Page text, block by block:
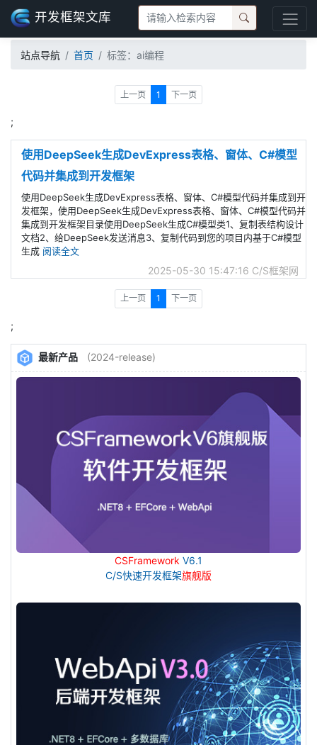
开发框架文库
站点导航 首页 标签：ai编程
上一页 1 下一页
;
使用DeepSeek生成DevExpress表格、窗体、C#模型
代码并集成到开发框架
使用DeepSeek生成DevExpress表格、窗体、C#模型代码并集成到开
发框架，使用DeepSeek生成DevExpress表格、窗体、C#模型代码并
集成到开发框架目录使用DeepSeek生成C#模型类1、复制表结构设计
文档2、给DeepSeek发送消息3、复制代码到您的项目内基于C#模型
生成 阅读全文
2025-05-30 15:47:16 C/S框架网
上一页 1 下一页
;
最新产品 (2024-release)
CSFramework V6.1
C/S快速开发框架旗舰版